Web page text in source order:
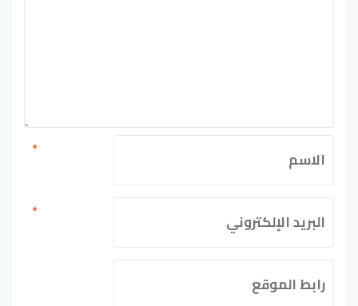
*
*